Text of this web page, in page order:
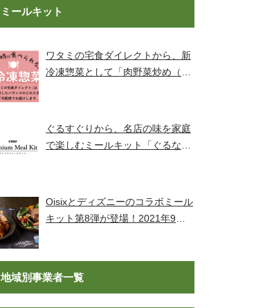
ミールキット
ワタミの宅食ダイレクトから、新
冷凍惣菜として「肉野菜炒め（銚
ぐるすぐりから、名店の味を家庭
で楽しむミールキット「ぐるなび
Oisixとディズニーのコラボミール
キット第8弾が登場！2021年9月9
地域別事業者一覧